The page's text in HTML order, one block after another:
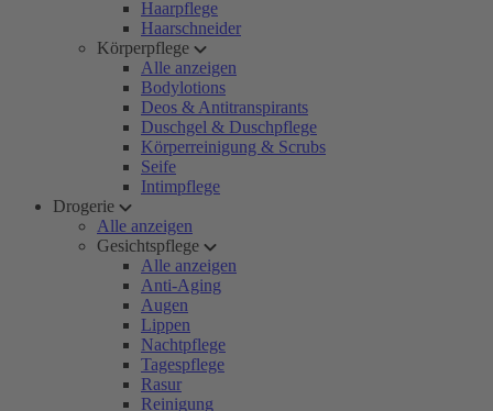
Haarpflege
Haarschneider
Körperpflege
Alle anzeigen
Bodylotions
Deos & Antitranspirants
Duschgel & Duschpflege
Körperreinigung & Scrubs
Seife
Intimpflege
Drogerie
Alle anzeigen
Gesichtspflege
Alle anzeigen
Anti-Aging
Augen
Lippen
Nachtpflege
Tagespflege
Rasur
Reinigung